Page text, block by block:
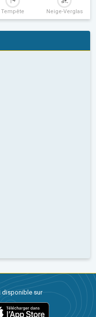
Tempête Neige-Verglas
disponible sur